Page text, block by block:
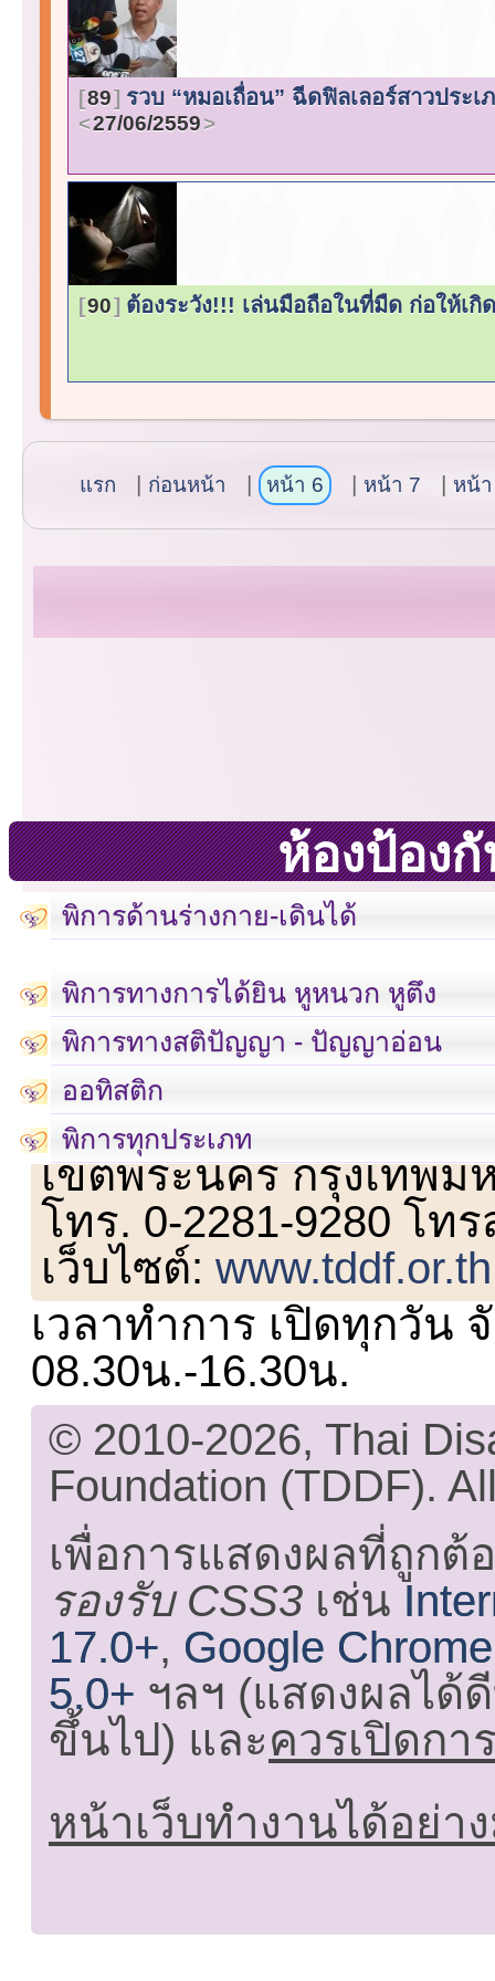
89 รวบ “หมอเถื่อน” ฉีดฟิลเลอร์สาวประ
27/06/2559
90 ต้องระวัง!!! เล่นมือถือในที่มืด ก่อให้เ
แรก ก่อนหน้า หน้า 6 หน้า 7 หน้
ห้องป้อง
พิการด้านร่างกาย-เดินได้
พิการทางการได้ยิน หูหนวก หูตึง
พิการทางสติปัญญา - ปัญญาอ่อน
ออทิสติก
พิการทุกประเภท
เลขที่ 23 ชั้น 2 ถนนวิ
เขตพระนคร กรุงเทพม
โทร. 0-2281-9280 โท
เว็บไซต์:www.tddf.or.th
เวลาทำการ เปิดทุกวัน
08.30น.-16.30น.
© 2010-2026, Thai
Foundation (TDDF).
เพื่อการแสดงผลที่ถูกต้
รองรับ CSS3 เช่น
17.0+, Google
5.0+ ฯลฯ (แสดงผลได้
ขึ้นไป) และควรเปิดกา
หน้าเว็บทำงานได้อย่า